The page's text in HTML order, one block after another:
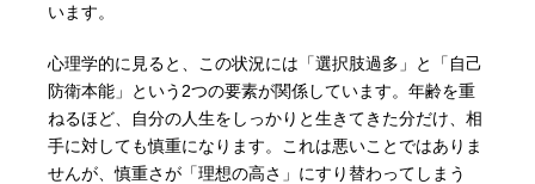
います。
心理学的に見ると、この状況には「選択肢過多」と「自己
防衛本能」という2つの要素が関係しています。年齢を重
ねるほど、自分の人生をしっかりと生きてきた分だけ、相
手に対しても慎重になります。これは悪いことではありま
せんが、慎重さが「理想の高さ」にすり替わってしまう